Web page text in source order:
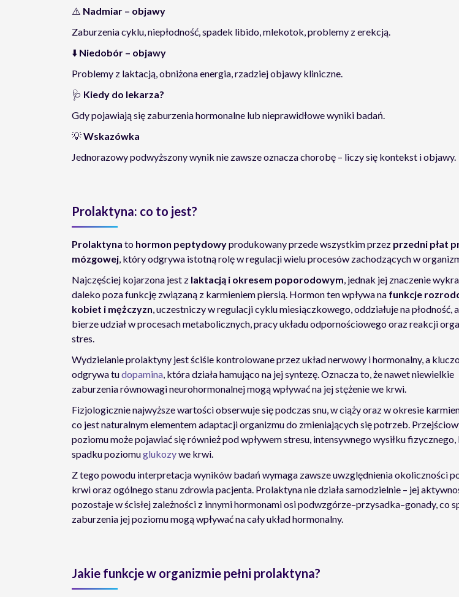
⚠️ Nadmiar – objawy
Zaburzenia cyklu, niepłodność, spadek libido, mlekotok, problemy z erekcją.
⬇️ Niedobór – objawy
Problemy z laktacją, obniżona energia, rzadziej objawy kliniczne.
🩺 Kiedy do lekarza?
Gdy pojawiają się zaburzenia hormonalne lub nieprawidłowe wyniki badań.
💡Wskazówka
Jednorazowy podwyższony wynik nie zawsze oznacza chorobę – liczy się kontekst i objawy.
Prolaktyna: co to jest?
Prolaktyna to hormon peptydowyprodukowany przede wszystkim przez przedni płat
mózgowej, który odgrywa istotną rolę w regulacji wielu procesów zachodzących w
Najczęściej kojarzona jest z laktacją i okresem poporodowym, jednak jej znaczenie
daleko poza funkcję związaną z karmieniem piersią. Hormon ten wpływa na funkcje
kobiet i mężczyzn, uczestniczy w regulacji cyklu miesiączkowego, oddziałuje na płodność,
bierze udział w procesach metabolicznych, pracy układu odpornościowego oraz reakcji
stres.
Wydzielanie prolaktyny jest ściśle kontrolowane przez układ nerwowy i hormonalny, a
odgrywa tudopamina, która działa hamująco na jej syntezę. Oznacza to, że nawet niewielkie
zaburzenia równowagi neurohormonalnej mogą wpływać na jej stężenie we krwi.
Fizjologicznie najwyższe wartości obserwuje się podczas snu, w ciąży oraz w okresie
co jest naturalnym elementem adaptacji organizmu do zmieniających się potrzeb.
poziomu może pojawiać się również pod wpływem stresu, intensywnego wysiłku
spadku poziomuglukozywe krwi.
Z tego powodu interpretacja wyników badań wymaga zawsze uwzględnienia okoliczności
krwi oraz ogólnego stanu zdrowia pacjenta. Prolaktyna nie działa samodzielnie – jej
pozostaje w ścisłej zależności z innymi hormonami osi podwzgórze–przysadka–gonady, co
zaburzenia jej poziomu mogą wpływać na cały układ hormonalny.
Jakie funkcje w organizmie pełni prolaktyna?